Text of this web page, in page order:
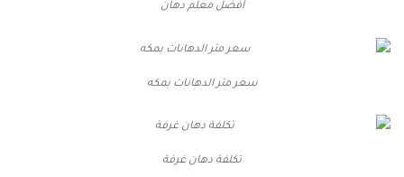
أفضل معلم دهان
سعر متر الدهانات بمكه
تكلفة دهان غرفة